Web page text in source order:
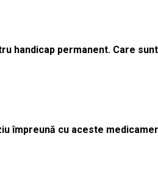
handicap permanent. Care
împreună cu aceste